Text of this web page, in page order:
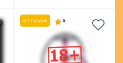
Хит продаж 5